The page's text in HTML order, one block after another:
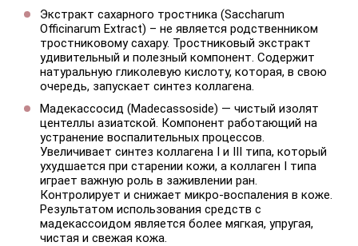
Экстракт сахарного тростника (Saccharum
Officinarum Extract) – не является родственником
тростниковому сахару. Тростниковый экстракт
удивительный и полезный компонент. Содержит
натуральную гликолевую кислоту, которая, в свою
очередь, запускает синтез коллагена.
Мадекассосид (Madecassoside) — чистый изолят
центеллы азиатской. Компонент работающий на
устранение воспалительных процессов.
Увеличивает синтез коллагена I и III типа, который
ухудшается при старении кожи, а коллаген I типа
играет важную роль в заживлении ран.
Контролирует и снижает микро-воспаления в коже.
Результатом использования средств с
мадекассоидом является более мягкая, упругая,
чистая и свежая кожа.